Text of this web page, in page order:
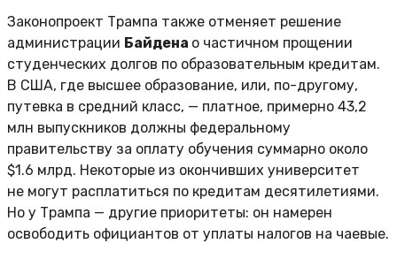
Законопроект Трампа также отменяет решение
администрации Байдена о частичном прощении
студенческих долгов по образовательным кредитам.
В США, где высшее образование, или, по-другому,
путевка в средний класс, — платное, примерно 43,2
млн выпускников должны федеральному
правительству за оплату обучения суммарно около
$1.6 млрд. Некоторые из окончивших университет
не могут расплатиться по кредитам десятилетиями.
Но у Трампа — другие приоритеты: он намерен
освободить официантов от уплаты налогов на чаевые.